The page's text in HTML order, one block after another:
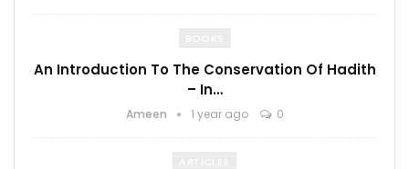
An Introduction To The Conservation Of Hadith
– In…
Ameen 1 year ago 0